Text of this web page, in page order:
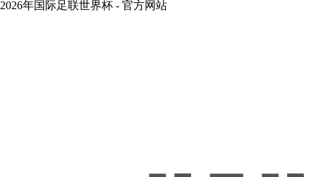
2026年国际足联世界杯 - 官方网站